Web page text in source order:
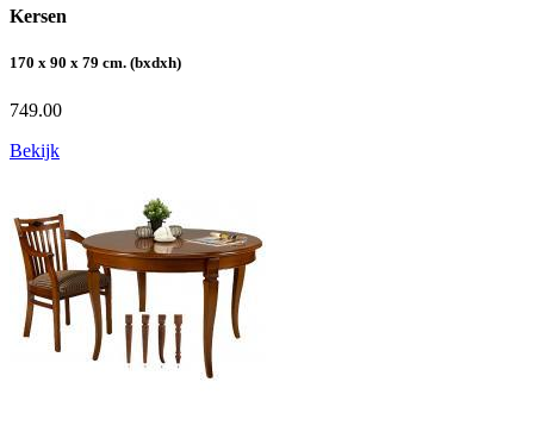
Kersen
170 x 90 x 79 cm. (bxdxh)
749.00
Bekijk